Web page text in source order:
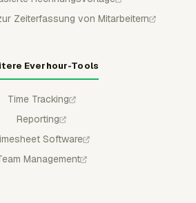
Zeiterfassung von Mitarbeitern
Everhour-Tools
Time Tracking
Reporting
Software
Management